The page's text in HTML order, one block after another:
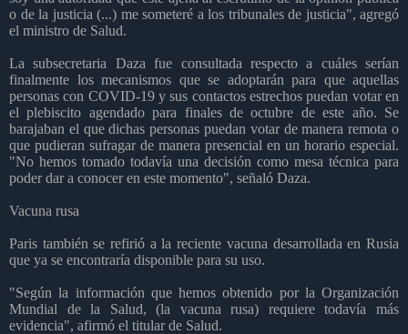
o de la justicia (...) me someteré a los tribunales de justicia", agregó
el ministro de Salud.
La subsecretaria Daza fue consultada respecto a cuáles serían
finalmente los mecanismos que se adoptarán para que aquellas
personas con COVID-19 y sus contactos estrechos puedan votar en
el plebiscito agendado para finales de octubre de este año. Se
barajaban el que dichas personas puedan votar de manera remota o
que pudieran sufragar de manera presencial en un horario especial.
"No hemos tomado todavía una decisión como mesa técnica para
poder dar a conocer en este momento", señaló Daza.
Vacuna rusa
Paris también se refirió a la reciente vacuna desarrollada en Rusia
que ya se encontraría disponible para su uso.
"Según la información que hemos obtenido por la Organización
Mundial de la Salud, (la vacuna rusa) requiere todavía más
evidencia", afirmó el titular de Salud.